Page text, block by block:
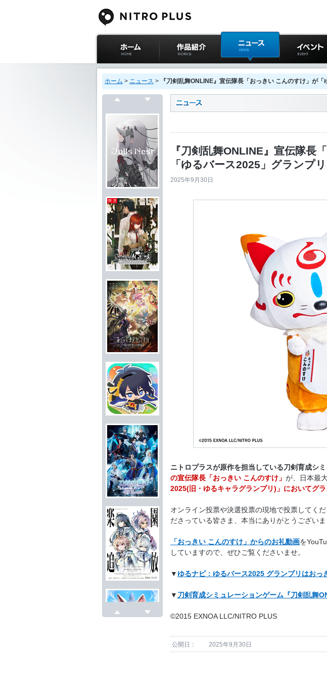
ニトロプラス公式
サイト ホーム
作品紹介 ニュース イベント
ホーム > ニュース > 『刀剣乱舞ONLINE』宣伝隊長「おっきい こんのすけ」が
『刀剣乱舞ONLINE』宣伝隊長
「ゆるバース2025」グランプリ
2025年9月30日
ニトロプラスが原作を担当している刀剣育成シ
の宣伝隊長「おっきい こんのすけ」 が、日本最
2025(旧・ゆるキャラグランプリ)」においてグ
オンライン投票や決選投票の現地で投票してく
ださっている皆さま、本当にありがとうございま
「おっきい こんのすけ」からのお礼動画を
していますので、ぜひご覧くださいませ。
▼ ゆるナビ：ゆるバース2025 グランプリはおっ
▼ 刀剣育成シミュレーションゲーム『刀剣乱舞
©2015 EXNOA LLC/NITRO PLUS
公開日： 2025年9月30日